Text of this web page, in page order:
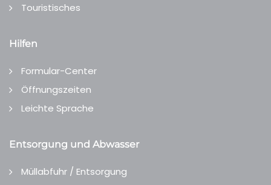
Touristisches
Hilfen
Formular-Center
Öffnungszeiten
Leichte Sprache
Entsorgung und Abwasser
Müllabfuhr / Entsorgung